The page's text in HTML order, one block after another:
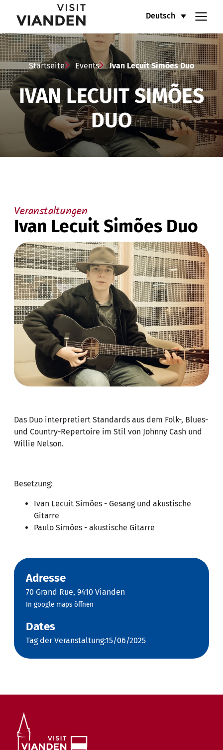
Deutsch
Ivan
Lecuit
Simões
Duo
Hauptnavigationsmenü
Startseite Events Ivan Lecuit Simões Duo
IVAN LECUIT SIMÕES
DUO
Veranstaltungen
Ivan Lecuit Simões Duo
Das Duo interpretiert Standards aus dem Folk-, Blues-
und Country-Repertoire im Stil von Johnny Cash und
Willie Nelson.
Besetzung:
Ivan Lecuit Simões - Gesang und akustische
Gitarre
Paulo Simões - akustische Gitarre
Adresse
70 Grand Rue, 9410 Vianden
In google maps öffnen
Dates
Tag der Veranstaltung:15/06/2025